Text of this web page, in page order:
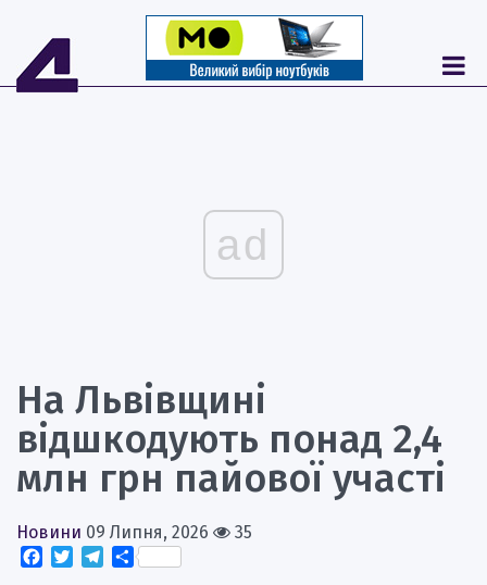
ad
На Львівщині
відшкодують понад 2,4
млн грн пайової участі
Новини 09 Липня, 2026
35
Facebook
TwitterTelegram
Поділитися